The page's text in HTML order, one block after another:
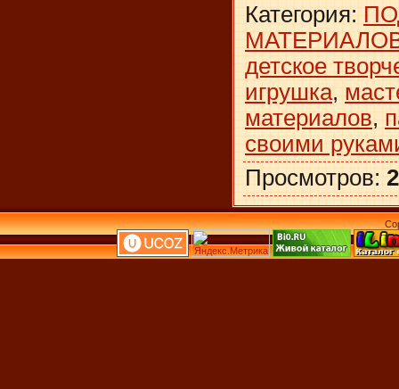
Категория:
детское
игрушка,
материалов,
своими
Просмотров: